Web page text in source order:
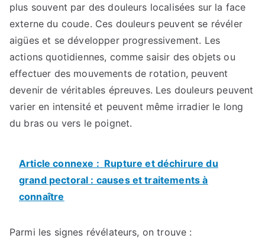
plus souvent par des douleurs localisées sur la face
externe du coude. Ces douleurs peuvent se révéler
aigües et se développer progressivement. Les
actions quotidiennes, comme saisir des objets ou
effectuer des mouvements de rotation, peuvent
devenir de véritables épreuves. Les douleurs peuvent
varier en intensité et peuvent même irradier le long
du bras ou vers le poignet.
Article connexe : Rupture et déchirure du
grand pectoral : causes et traitements à
connaître
Parmi les signes révélateurs, on trouve :